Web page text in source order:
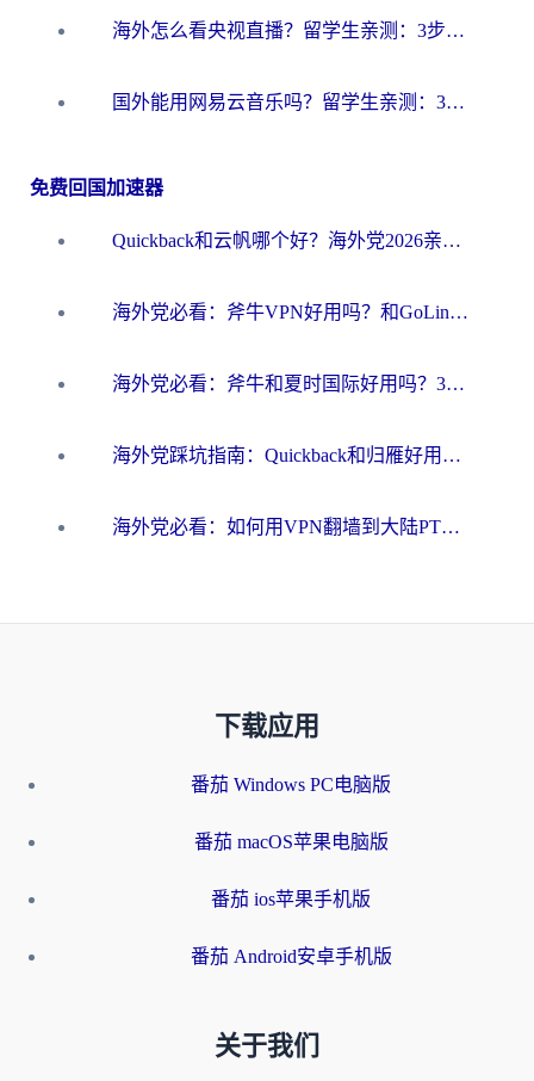
海外怎么看央视直播？留学生亲测：3步解决版权限制+追剧自由
国外能用网易云音乐吗？留学生亲测：3步解决海外听歌难题
免费回国加速器
Quickback和云帆哪个好？海外党2026亲测指南：选对加速器大陆工具，无缝刷国内剧玩国服
海外党必看：斧牛VPN好用吗？和GoLinkVPN对比哪个回国效果更好？
海外党必看：斧牛和夏时国际好用吗？3步选对回国加速器，无缝刷国内资源
海外党踩坑指南：Quickback和归雁好用吗？选对加速器才能无缝刷国内资源
海外党必看：如何用VPN翻墙到大陆PTT？一篇解决你所有回国加速痛点
下载应用
番茄 Windows PC电脑版
番茄 macOS苹果电脑版
番茄 ios苹果手机版
番茄 Android安卓手机版
关于我们